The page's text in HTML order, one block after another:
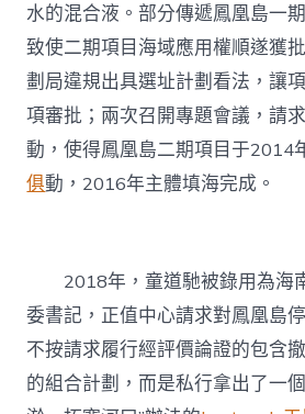
水的混合液。部分傳遞鳳凰島一
致使二期項目海域應用權順遂獲
劃局違規出具選址計劃看法，讓
項審批；兩次召開專題會議，請
動，使得鳳凰島二期項目于2014
俱動，2016年主體填海完成。
2018年，童道馳被錄用為海
委書記，正值中心請求對鳳凰島
不按請求履行經評價論證的包含
的組合計劃，而是私行拿出了一